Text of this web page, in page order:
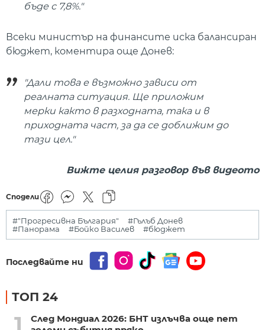
бъде с 7,8%."
Всеки министър на финансите иска балансиран
бюджет, коментира още Донев:
"Дали това е възможно зависи от
реалната ситуация. Ще приложим
мерки както в разходната, така и в
приходната част, за да се доближим до
тази цел."
Вижте целия разговор във видеото
Сподели
#"Прогресивна България"
#Гълъб Донев
#Панорама
#Бойко Василев #бюджет
Последвайте ни
ТОП 24
1
След Мондиал 2026: БНТ излъчва още пет